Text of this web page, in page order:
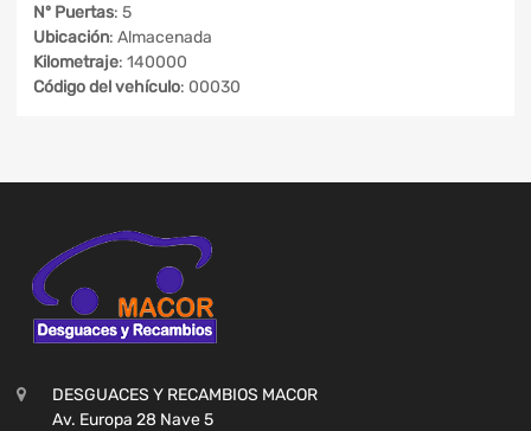
Nº Puertas: 5
Ubicación: Almacenada
Kilometraje: 140000
Código del vehículo: 00030
DESGUACES Y RECAMBIOS MACOR
Av. Europa 28 Nave 5